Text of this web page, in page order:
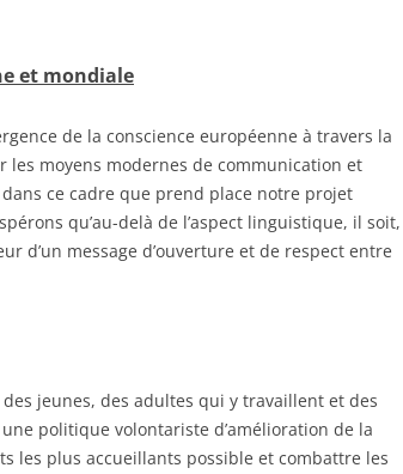
et mondiale
de la conscience européenne à travers la
les moyens modernes de communication et
dans ce cadre que prend place notre projet
qu’au-delà de l’aspect linguistique, il soit,
d’un message d’ouverture et de respect entre
jeunes, des adultes qui y travaillent et des
politique volontariste d’amélioration de la
les plus accueillants possible et combattre les